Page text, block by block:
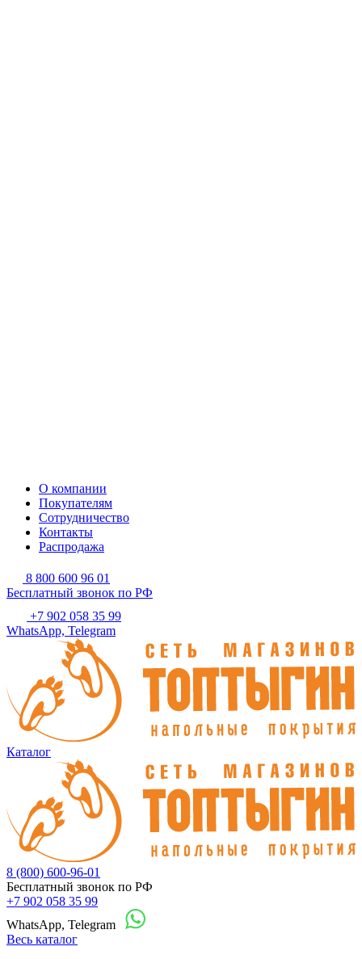
О компании
Покупателям
Сотрудничество
Контакты
Распродажа
8 800 600 96 01
Бесплатный звонок по РФ
+7 902 058 35 99
WhatsApp, Telegram
Каталог
8 (800) 600-96-01
Бесплатный звонок по РФ
+7 902 058 35 99
WhatsApp, Telegram
Весь каталог